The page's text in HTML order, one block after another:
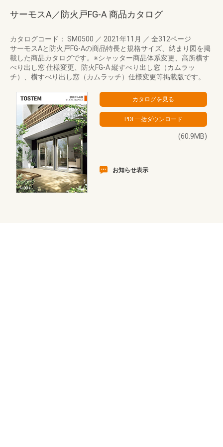
サーモスA／防火戸FG-A 商品カタログ
カタログコード： SM0500 ／ 2021年11月 ／ 全312ページ
サーモスAと防火戸FG-Aの商品特長と規格サイズ、納まり図を掲
載した商品カタログです。※シャッター商品体系変更、高所横す
べり出し窓 仕様変更、防火FG-A 縦すべり出し窓（カムラッ
チ）、横すべり出し窓（カムラッチ）仕様変更等掲載版です。
(60.9MB)
お知らせ表示